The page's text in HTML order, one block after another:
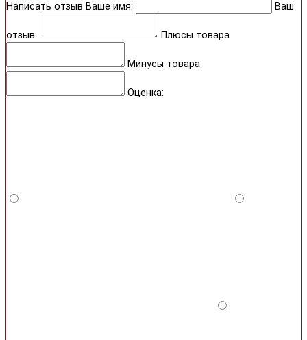
Написать отзыв Ваше имя: Ваш
отзыв: Плюсы товара
Минусы товара
Оценка: